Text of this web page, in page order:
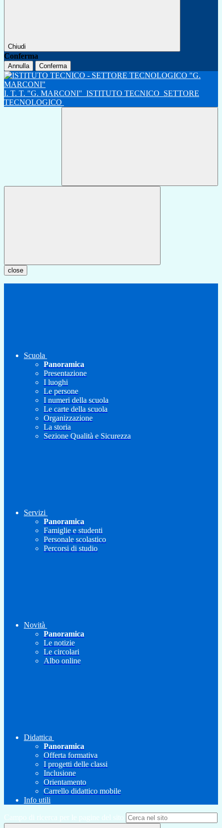
Chiudi
Conferma
Annulla Conferma
I. T. T. "G. MARCONI" ISTITUTO TECNICO SETTORE
TECNOLOGICO
close
Scuola
Panoramica
Presentazione
I luoghi
Le persone
I numeri della scuola
Le carte della scuola
Organizzazione
La storia
Sezione Qualità e Sicurezza
Servizi
Panoramica
Famiglie e studenti
Personale scolastico
Percorsi di studio
Novità
Panoramica
Le notizie
Le circolari
Albo online
Didattica
Panoramica
Offerta formativa
I progetti delle classi
Inclusione
Orientamento
Carrello didattico mobile
Info utili
Campo di ricerca per le pagine del sito